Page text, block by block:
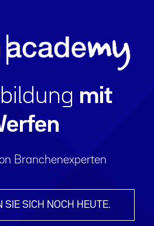
bildung mit
Branchenexperten
SIE SICH NOCH HEUTE.